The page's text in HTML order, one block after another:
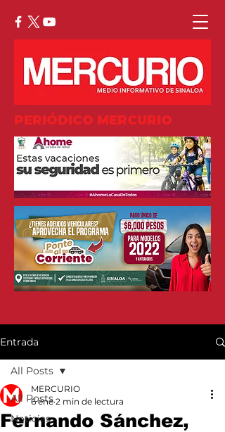
PERIÓDICO MERCURIO
Entrada
All Posts
Noticias
All Posts
Fernando Sánchez,
MERCURIO
6 ene 2 min de lectura